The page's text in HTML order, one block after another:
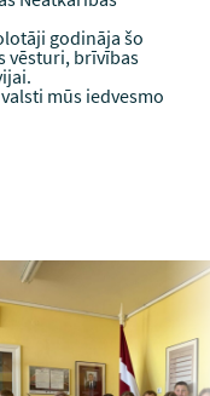
godināja šo
vēsturi, brīvības
mūs iedvesmo